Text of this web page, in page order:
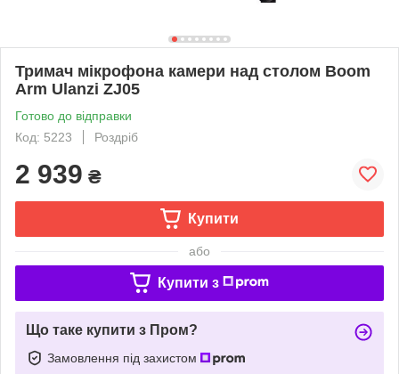
Тримач мікрофона камери над столом Boom
Arm Ulanzi ZJ05
Готово до відправки
Код: 5223
Роздріб
2 939 ₴
Купити
або
Купити з
Що таке купити з Пром?
Замовлення під захистом